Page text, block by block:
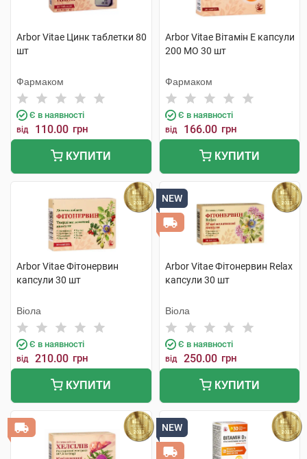
Arbor Vitae Цинк таблетки 80
шт
Фармаком
Є в наявності
від 110.00 грн
КУПИТИ
Arbor Vitae Вітамін Е капсули
200 МО 30 шт
Фармаком
Є в наявності
від 166.00 грн
КУПИТИ
Arbor Vitae Фітонервин
капсули 30 шт
Віола
Є в наявності
від 210.00 грн
КУПИТИ
NEW
Arbor Vitae Фітонервин Relax
капсули 30 шт
Віола
Є в наявності
від 250.00 грн
КУПИТИ
NEW